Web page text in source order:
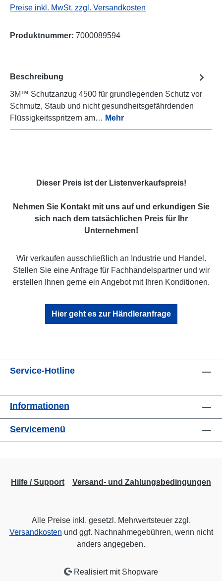
Preise inkl. MwSt. zzgl. Versandkosten
Produktnummer: 7000089594
Beschreibung
3M™ Schutzanzug 4500 für grundlegenden Schutz vor
Schmutz, Staub und nicht gesundheitsgefährdenden
Flüssigkeitsspritzern am… Mehr
Dieser Preis ist der Listenverkaufspreis!
Nehmen Sie Kontakt mit uns auf und erkundigen Sie
sich nach dem tatsächlichen Preis für Ihr
Unternehmen!
Wir verkaufen ausschließlich an Industrie und Handel.
Stellen Sie eine Anfrage für Fachhandelspartner und wir
erstellen Ihnen gerne ein Angebot mit Ihren Konditionen.
Hier geht es zur Händleranfrage
Service-Hotline
Informationen
Servicemenü
Hilfe / Support Versand- und Zahlungsbedingungen
Alle Preise inkl. gesetzl. Mehrwertsteuer zzgl.
Versandkosten und ggf. Nachnahmegebühren, wenn nicht
anders angegeben.
Realisiert mit Shopware